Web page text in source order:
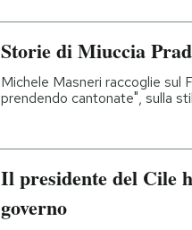
Storie di Miuccia
Michele Masneri raccoglie sul
prendendo cantonate", sulla
Il presidente del Cile
governo